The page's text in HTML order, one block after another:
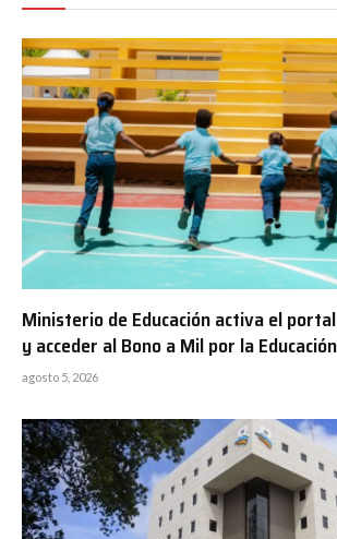
Ministerio de Educación activa el
y acceder al Bono a Mil por la
agosto 5, 2026